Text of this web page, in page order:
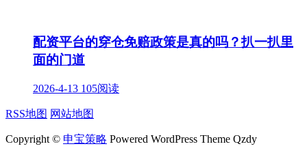
配资平台的穿仓免赔政策是真的吗？扒一扒里
面的门道
2026-4-13 105阅读
RSS地图 网站地图
Copyright © 申宝策略 Powered WordPress Theme Qzdy